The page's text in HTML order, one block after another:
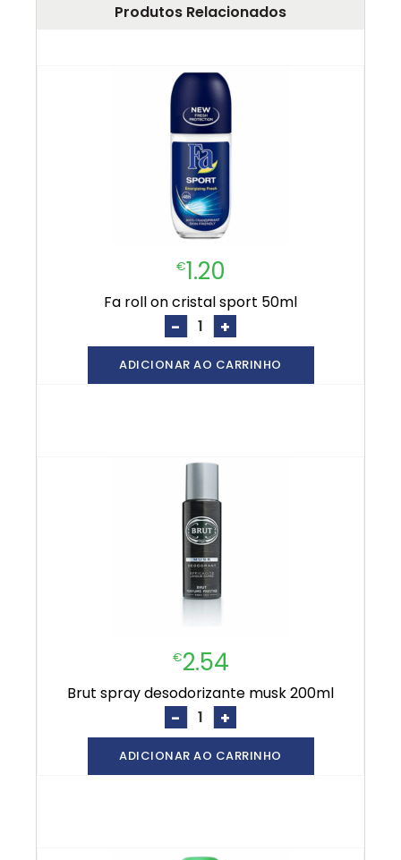
Produtos Relacionados
€1.20
fa roll on cristal sport 50ml
- +
ADICIONAR AO CARRINHO
€2.54
brut spray desodorizante musk 200ml
- +
ADICIONAR AO CARRINHO